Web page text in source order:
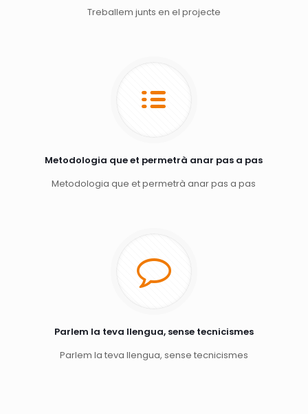
Treballem junts en el projecte
Metodologia que et permetrà anar pas a pas
Metodologia que et permetrà anar pas a pas
Parlem la teva llengua, sense tecnicismes
Parlem la teva llengua, sense tecnicismes